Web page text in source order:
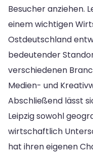
Besucher anziehen.
einem wichtigen
Ostdeutschland
bedeutender
verschiedenen
Medien- und
Abschließend lässt
Leipzig sowohl
wirtschaftlich
hat ihren eigenen